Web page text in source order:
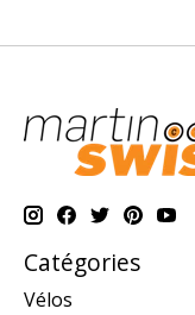
Catégories
Vélos